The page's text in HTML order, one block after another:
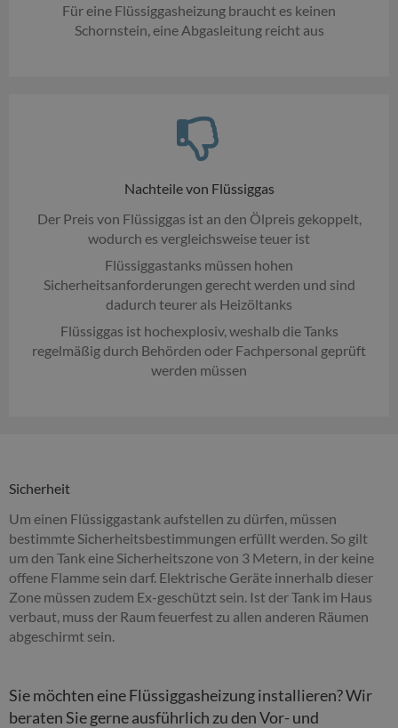
Für eine Flüssiggasheizung braucht es keinen
Schornstein, eine Abgasleitung reicht aus
Nachteile von Flüssiggas
Der Preis von Flüssiggas ist an den Ölpreis gekoppelt,
wodurch es vergleichsweise teuer ist
Flüssiggastanks müssen hohen
Sicherheitsanforderungen gerecht werden und sind
dadurch teurer als Heizöltanks
Flüssiggas ist hochexplosiv, weshalb die Tanks
regelmäßig durch Behörden oder Fachpersonal geprüft
werden müssen
Sicherheit
Um einen Flüssiggastank aufstellen zu dürfen, müssen
bestimmte Sicherheitsbestimmungen erfüllt werden. So gilt
um den Tank eine Sicherheitszone von 3 Metern, in der keine
offene Flamme sein darf. Elektrische Geräte innerhalb dieser
Zone müssen zudem Ex-geschützt sein. Ist der Tank im Haus
verbaut, muss der Raum feuerfest zu allen anderen Räumen
abgeschirmt sein.
Sie möchten eine Flüssiggasheizung installieren? Wir
beraten Sie gerne ausführlich zu den Vor- und